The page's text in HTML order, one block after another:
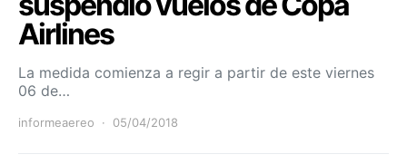
Airlines
La medida comienza a regir a partir de este viernes
06 de…
informeaereo 05/04/2018